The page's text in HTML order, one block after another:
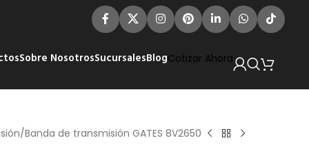
Sobre NosotrosSucursalesBlogCotizar Ahora
Banda de transmisión GATES 8V2650